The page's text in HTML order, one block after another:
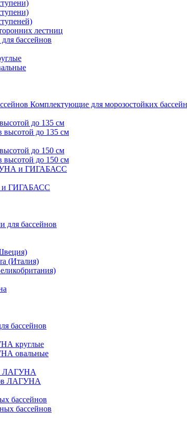
лестниц
бассейнов
Комплектующие для морозостойких
до 135 см
высотой до 135 см
до 150 см
высотой до 150 см
и ГИГАБАСС
и ГИГАБАСС
для бассейнов
(Италия)
бассейнов
круглые
овальные
ЛАГУНА
ЛАГУНА
бассейнов
бассейнов